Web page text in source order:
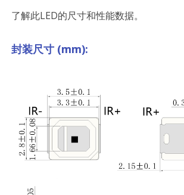
了解此LED的尺寸和性能数据。
封装尺寸 (mm):